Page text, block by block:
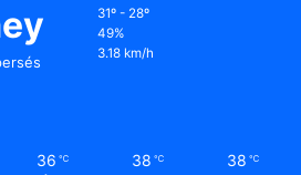
31º - 28º
49%
3.18 km/h
36 ℃ 38 ℃ 38 ℃